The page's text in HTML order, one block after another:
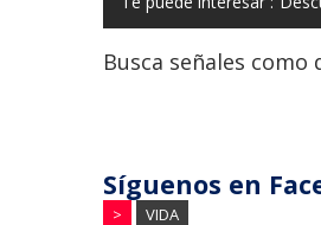
Busca señales
Síguenos en
> VIDA